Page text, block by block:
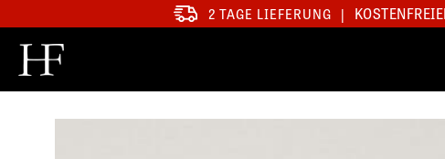
2 TAGE LIEFERUNG |